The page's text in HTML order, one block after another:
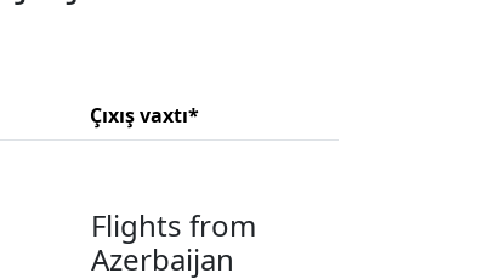
Çıxış vaxtı*
Flights from
Azerbaijan